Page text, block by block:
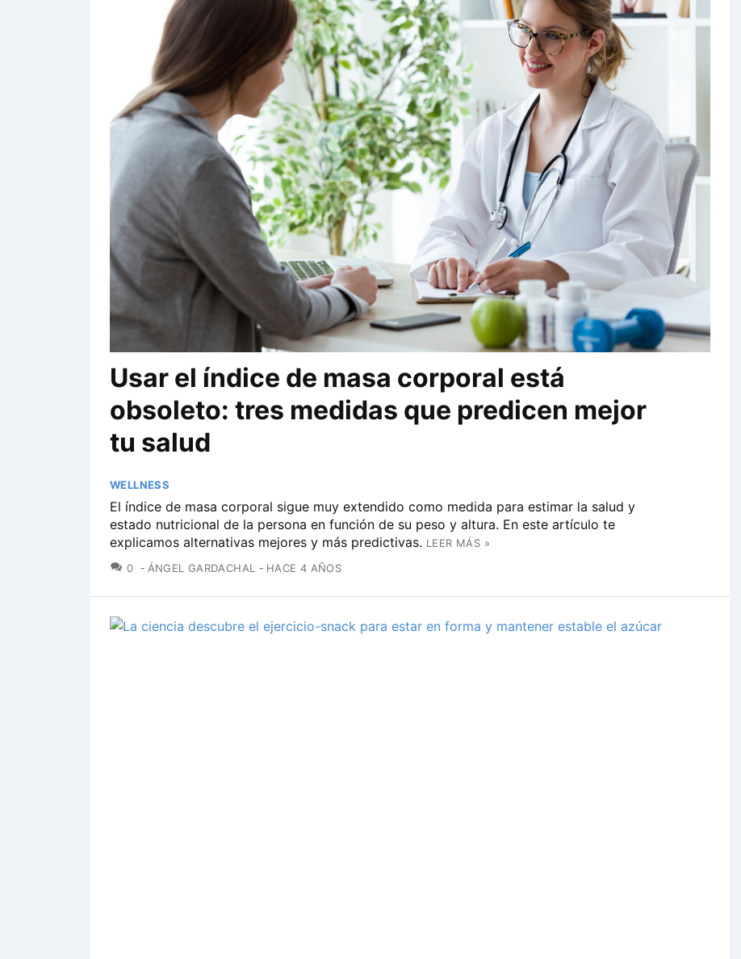
Usar el índice de masa corporal está
obsoleto: tres medidas que predicen mejor
tu salud
WELLNESS
El índice de masa corporal sigue muy extendido como medida para estimar la salud y
estado nutricional de la persona en función de su peso y altura. En este artículo te
explicamos alternativas mejores y más predictivas. LEER MÁS »
0 COMENTARIOS
ÁNGEL GARDACHAL HACE 4 AÑOS